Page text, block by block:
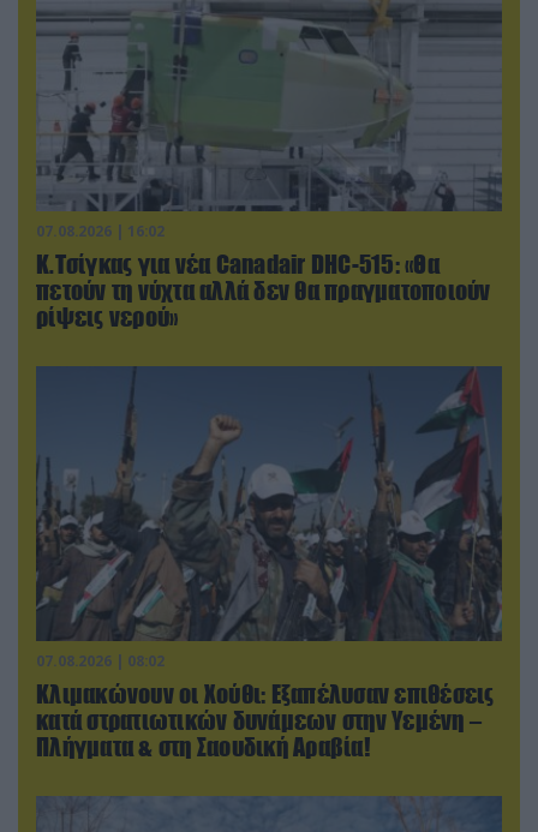
07.08.2026 | 16:02
Κ.Τσίγκας για νέα Canadair DHC-515: «Θα
πετούν τη νύχτα αλλά δεν θα πραγματοποιούν
ρίψεις νερού»
07.08.2026 | 08:02
Κλιμακώνουν οι Χούθι: Eξαπέλυσαν επιθέσεις
κατά στρατιωτικών δυνάμεων στην Υεμένη –
Πλήγματα & στη Σαουδική Αραβία!